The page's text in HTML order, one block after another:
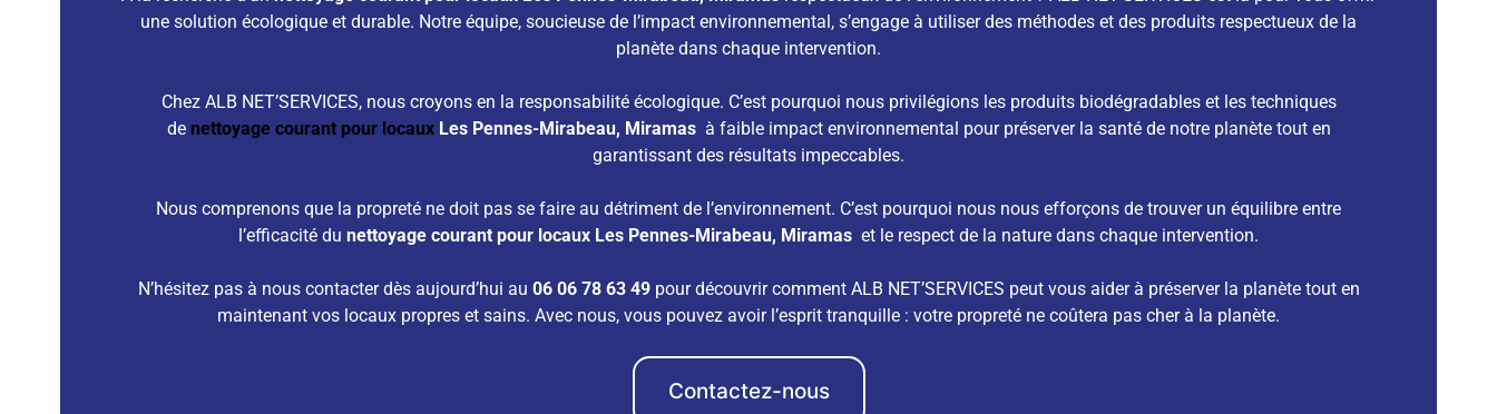
une solution écologique et durable. Notre équipe, soucieuse de l’impact environnemental, s’engage à utiliser des méthodes et des produits respectueux de la
planète dans chaque intervention.
Chez ALB NET’SERVICES, nous croyons en la responsabilité écologique. C’est pourquoi nous privilégions les produits biodégradables et les techniques
de nettoyage courant pour locauxLes Pennes-Mirabeau, Miramas à faible impact environnemental pour préserver la santé de notre planète tout en
garantissant des résultats impeccables.
Nous comprenons que la propreté ne doit pas se faire au détriment de l’environnement. C’est pourquoi nous nous efforçons de trouver un équilibre entre
l’efficacité du nettoyage courant pour locaux Les Pennes-Mirabeau, Miramas et le respect de la nature dans chaque intervention.
N’hésitez pas à nous contacter dès aujourd’hui au 06 06 78 63 49 pour découvrir comment ALB NET’SERVICES peut vous aider à préserver la planète tout en
maintenant vos locaux propres et sains. Avec nous, vous pouvez avoir l’esprit tranquille : votre propreté ne coûtera pas cher à la planète.
Contactez-nous